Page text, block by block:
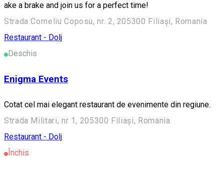
ake a brake and join us for a perfect time!
Strada Corneliu Coposu, nr. 2, 205300 Filiași, Romania
Restaurant - Dolj
Deschis
Enigma Events
Cotat cel mai elegant restaurant de evenimente din regiune.
Strada Militari, nr 1, 205300 Filiași, Romania
Restaurant - Dolj
Închis